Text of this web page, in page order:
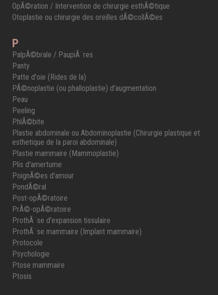
OpÃ©ration / Intervention de chirurgie esthÃ©tique
Otoplastie ou chirurgie des oreilles dÃ©collÃ©es
P
PalpÃ©brale / PaupiÃ¨res
Panty
Patte d'oie (Rides de la)
PÃ©noplastie (ou phalloplastie) d'augmentation
Peau
Peeling
PhlÃ©bite
Plastie abdominale ou Abdominoplastie (Chirurgie plastique et
esthetique de la paroi abdominale)
Plastie mammaire (Mammoplastie)
Plis d'amertume
PoignÃ©es d'amour
PondÃ©ral
Post-opÃ©ratoire
PrÃ©-opÃ©ratoire
ProthÃ¨se d'expansion tissulaire
ProthÃ¨se mammaire (Implant mammaire)
Protocole
Psychologie
Ptose mammaire
Ptosis